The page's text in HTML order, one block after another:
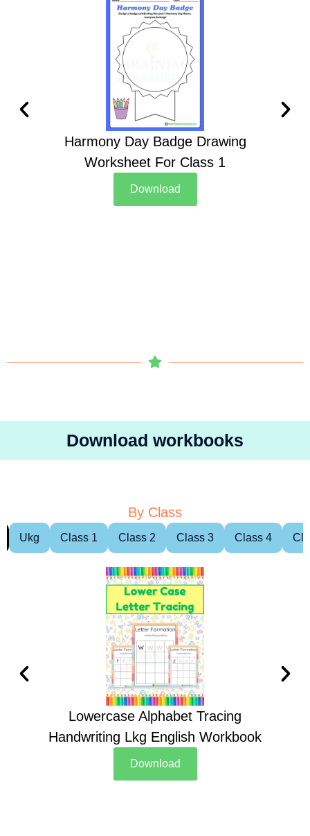
Harmony Day Badge Drawing
Worksheet For Class 1
Download
Download workbooks
By Class
Ukg Class 1 Class 2 Class 3 Class 4
Lowercase Alphabet Tracing
Handwriting Lkg English Workbook
Download